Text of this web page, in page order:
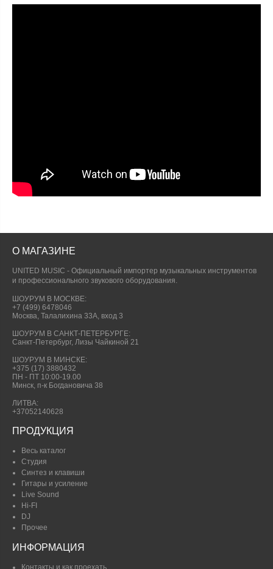
О МАГАЗИНЕ
UNITED MUSIC - Официальный импортер музыкальных инструментов
и профессионального звукового оборудования.
ШОУРУМ В МОСКВЕ:
+7 (499) 6478046
Москва, Талалихина 33А, вход 3
ШОУРУМ В САНКТ-ПЕТЕРБУРГЕ:
Санкт-Петербург, Лизы Чайкиной 21
ШОУРУМ В МИНСКЕ:
+375 (17) 3880432
ПН - ПТ 10:00-19.00
Минск, п-к Богдановича 38
ЛИТВА:
+37052140628
ПРОДУКЦИЯ
Весь каталог
Студия
Синтез и клавиши
Гитары и усиление
Live Sound
Hi-FI
DJ
Прочее
ИНФОРМАЦИЯ
Контакты и как проехать